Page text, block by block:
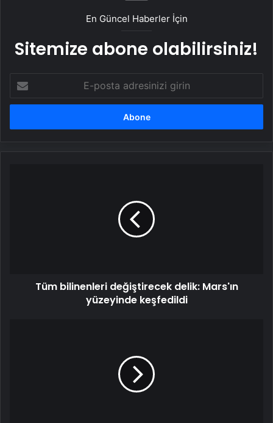
En Güncel Haberler İçin
Sitemize abone olabilirsiniz!
posta
adresinizi
Tüm bilinenleri değiştirecek delik: Mars'ın
yüzeyinde keşfedildi